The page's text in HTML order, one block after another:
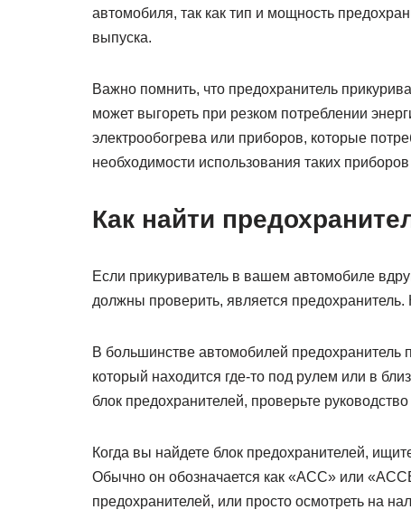
автомобиля, так как тип и мощность
выпуска.
Важно помнить, что предохранитель
может выгореть при резком потреблении
электрообогрева или приборов, которые
необходимости использования таких
Как найти
Если прикуриватель в вашем автомобиле
должны проверить, является предохранитель.
В большинстве автомобилей предохранитель
который находится где-то под рулем или в
блок предохранителей, проверьте
Когда вы найдете блок предохранителей,
Обычно он обозначается как «ACC» или
предохранителей, или просто осмотреть на